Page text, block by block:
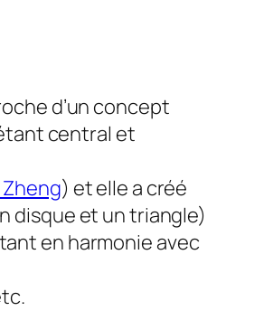
d’un concept
central et
) et elle a créé
disque et un triangle)
en harmonie avec